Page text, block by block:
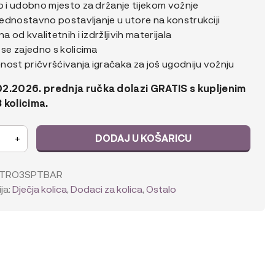
i udobno mjesto za držanje tijekom vožnje
postavljanje u utore na konstrukciji
od kvalitetnih i izdržljivih materijala
zajedno s kolicima
pričvršćivanja igračaka za još ugodniju vožnju
prednja ručka dolazi GRATIS s kupljenim
kolicima.
+ DODAJ U KOŠARICU
Dječja kolica,Dodaci za kolica,Ostalo